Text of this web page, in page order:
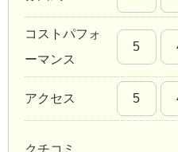
コストパフォ
ーマンス
5
アクセス 5
クチコミ